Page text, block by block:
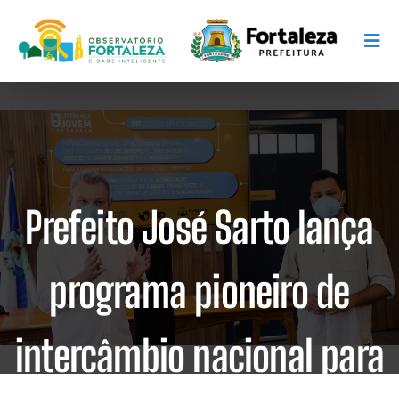
Prefeito José Sarto lança
programa pioneiro de
intercâmbio nacional para